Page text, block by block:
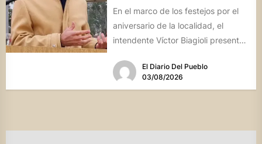
En el marco de los festejos por el
aniversario de la localidad, el
intendente Víctor Biagioli presentó
El Diario Del Pueblo
03/08/2026